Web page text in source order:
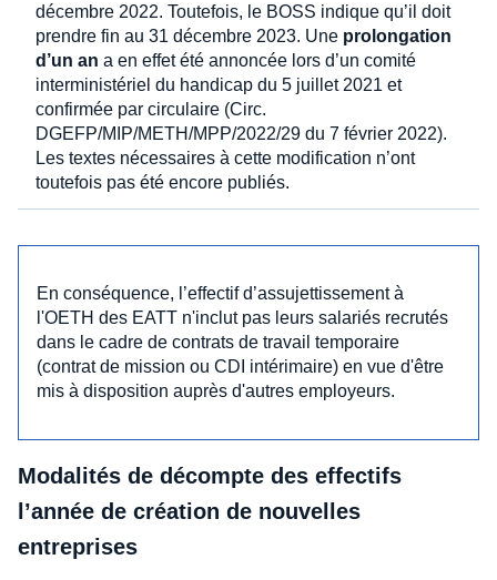
décembre 2022. Toutefois, le BOSS indique qu’il doit
prendre fin au 31 décembre 2023. Une prolongation
d’un an a en effet été annoncée lors d’un comité
interministériel du handicap du 5 juillet 2021 et
confirmée par circulaire (Circ.
DGEFP/MIP/METH/MPP/2022/29 du 7 février 2022).
Les textes nécessaires à cette modification n’ont
toutefois pas été encore publiés.
En conséquence, l’effectif d’assujettissement à
l'OETH des EATT n'inclut pas leurs salariés recrutés
dans le cadre de contrats de travail temporaire
(contrat de mission ou CDI intérimaire) en vue d'être
mis à disposition auprès d'autres employeurs.
Modalités de décompte des effectifs
l’année de création de nouvelles
entreprises